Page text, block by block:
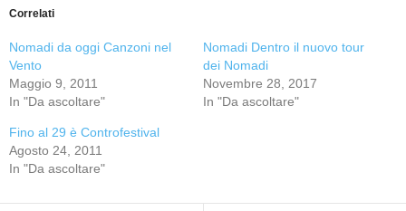
Correlati
Nomadi da oggi Canzoni nel
Vento
Maggio 9, 2011
In "Da ascoltare"
Nomadi Dentro il nuovo tour
dei Nomadi
Novembre 28, 2017
In "Da ascoltare"
Fino al 29 è Controfestival
Agosto 24, 2011
In "Da ascoltare"